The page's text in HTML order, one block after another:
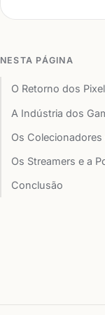
NESTA PÁGINA
O Retorno dos
A Indústria dos
Os
Os Streamers e a
Conclusão